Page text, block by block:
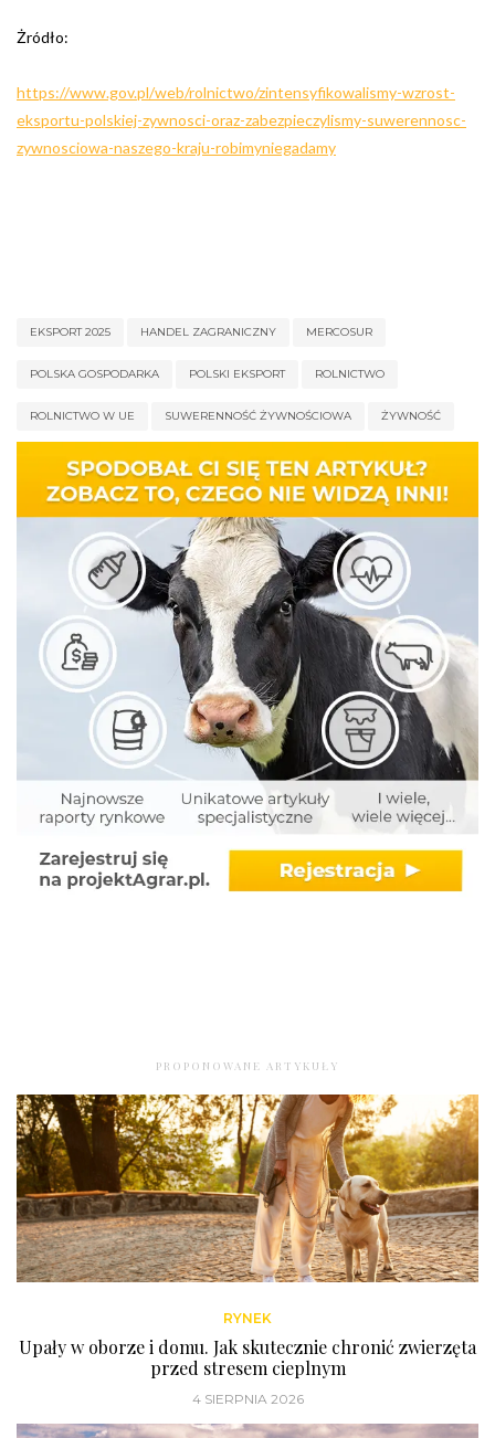
Żródło:
https://www.gov.pl/web/rolnictwo/zintensyfikowalismy-wzrost-
eksportu-polskiej-zywnosci-oraz-zabezpieczylismy-suwerennosc-
zywnosciowa-naszego-kraju-robimyniegadamy
EKSPORT 2025 HANDEL ZAGRANICZNY MERCOSUR
POLSKA GOSPODARKA POLSKI EKSPORT ROLNICTWO
ROLNICTWO W UE SUWERENNOŚĆ ŻYWNOŚCIOWA ŻYWNOŚĆ
PROPONOWANE ARTYKUŁY
RYNEK
Upały w oborze i domu. Jak skutecznie chronić zwierzęta
przed stresem cieplnym
4 SIERPNIA 2026